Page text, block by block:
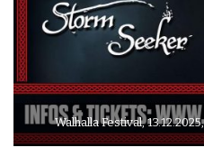
Walhalla Festival,